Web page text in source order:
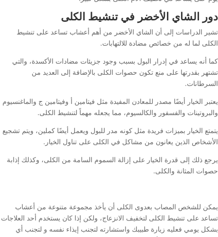
دور الشاي الأخضر في تنشيط الكلى
تشير الدراسات إلى أن الشاي الأخضر من أهم أعشاب تساعد على تنشيط
الكلى لما له من خصائص مضادة للالتهابات.
كما أنه يساعد في إدرار البول بسبب وجود جزيئات مضادات الأكسدة، والتي
تشتهر بقدرتها على منع تكون حصوات الكلى بالإضافة إلى العديد من
السرطانات.
يعتبر الخيار أيضًا مصدر للمعادن المفيدة مثل فيتامين أ وفيتامين ج والماغنسيوم
والبروتينات والفسفور والكالسيوم، مما يجعله مهماً لتنشيط الكلى.
يتمتع الخيار بميزات فريدة مثل كونه مدر للبول ويعمل أيضًا كملين، ويتم تشجيع
الأشخاص الذين يعانون من مشاكل في الكلى على تناول الخيار.
يرجع ذلك إلى قدرة الخيار على إزالة السموم السامة من الكلى، وكذلك إذابة
حصوات المثانة والكلى.
يمكن للشخص المصاب بعدوى الكلى أن يأخذ مجموعة متنوعة من أعشاب
تساعد على تنشيط الكلى لتخفيف الانزعاج، ولكن إذا كان يستخدم أحد العلاجات
بشكل يومي فعليه زيارة طبيبك واستشارته لتجنب إيذاء نفسه و لتجنب أي